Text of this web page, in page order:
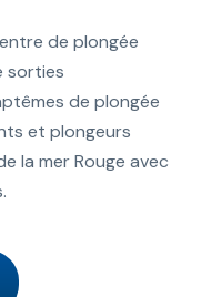
de plongée
sorties
de plongée
et plongeurs
la mer Rouge avec